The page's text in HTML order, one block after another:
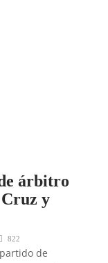
árbitro
y
822
de